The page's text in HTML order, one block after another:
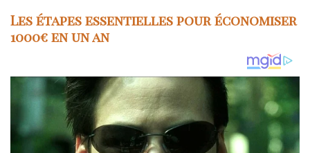
Les étapes essentielles pour économiser
1000€ en un an